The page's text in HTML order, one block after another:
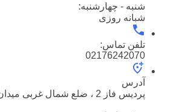
شنبه - چهارشنبه:
شبانه روزی
تلفن تماس:
02176242070
آدرس
پردیس فاز 2 ، ضلع شمال غربی میدان امام